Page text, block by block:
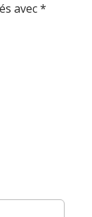
avec*